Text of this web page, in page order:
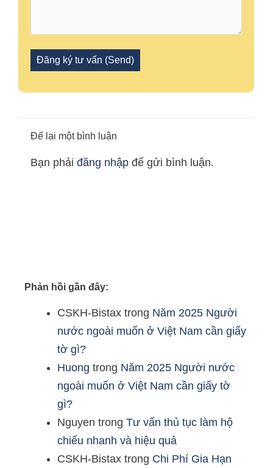
Để lại một bình luận
Bạn phải đăng nhập để gửi bình luận.
Phản hồi gần đây:
CSKH-Bistax trong Năm 2025 Người
nước ngoài muốn ở Việt Nam cần giấy
tờ gì?
Huong trong Năm 2025 Người nước
ngoài muốn ở Việt Nam cần giấy tờ
gì?
Nguyen trong Tư vấn thủ tục làm hộ
chiếu nhanh và hiệu quả
CSKH-Bistax trong Chi Phí Gia Hạn